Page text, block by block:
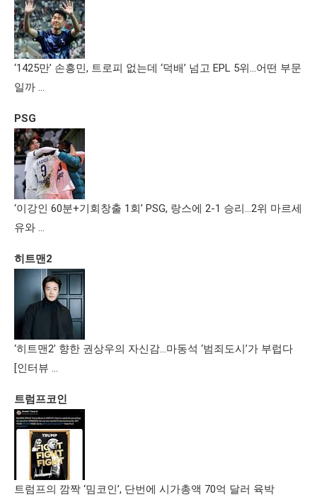
‘1425만’ 손흥민, 트로피 없는데 ‘덕배’ 넘고 EPL 5위…어떤 부문
일까 …
PSG
‘이강인 60분+기회창출 1회’ PSG, 랑스에 2-1 승리…2위 마르세
유와 …
히트맨2
‘히트맨2’ 향한 권상우의 자신감…마동석 ‘범죄도시’가 부럽다
[인터뷰 …
트럼프코인
트럼프의 깜짝 ‘밈코인’, 단번에 시가총액 70억 달러 육박